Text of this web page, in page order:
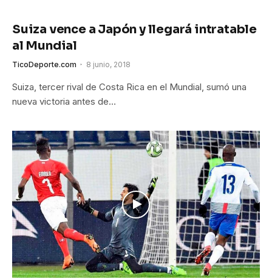
Suiza vence a Japón y llegará intratable
al Mundial
TicoDeporte.com 8 junio, 2018
Suiza, tercer rival de Costa Rica en el Mundial, sumó una
nueva victoria antes de…